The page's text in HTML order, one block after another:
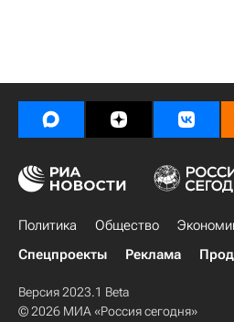
Политика Общество
Спецпроекты
Реклама
Версия 2023.1 Beta
© 2026 МИА «Россия сегодня»